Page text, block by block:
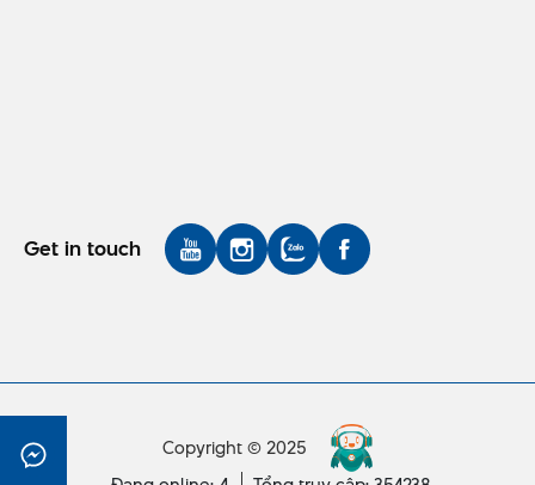
Get in touch
Copyright © 2025